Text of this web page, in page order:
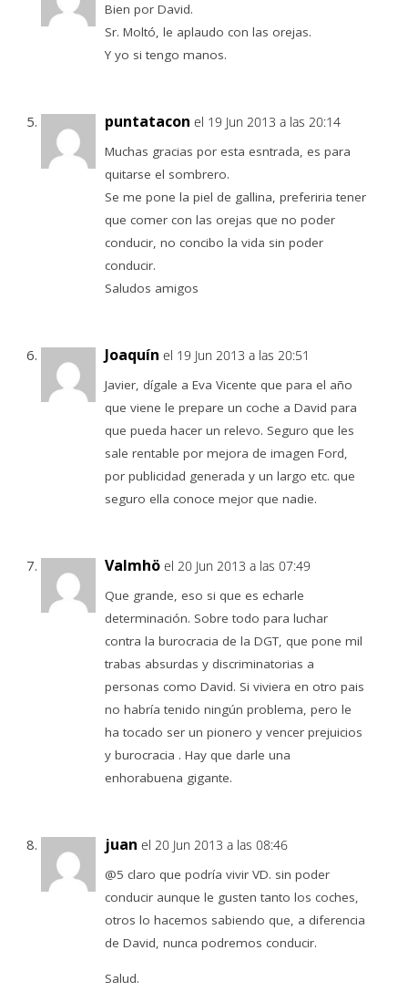
Bien por David.
Sr. Moltó, le aplaudo con las orejas.
Y yo si tengo manos.
puntatacon el 19 Jun 2013 a las 20:14
Muchas gracias por esta esntrada, es para
quitarse el sombrero.
Se me pone la piel de gallina, preferiria tener
que comer con las orejas que no poder
conducir, no concibo la vida sin poder
conducir.
Saludos amigos
Joaquín el 19 Jun 2013 a las 20:51
Javier, dígale a Eva Vicente que para el año
que viene le prepare un coche a David para
que pueda hacer un relevo. Seguro que les
sale rentable por mejora de imagen Ford,
por publicidad generada y un largo etc. que
seguro ella conoce mejor que nadie.
Valmhö el 20 Jun 2013 a las 07:49
Que grande, eso si que es echarle
determinación. Sobre todo para luchar
contra la burocracia de la DGT, que pone mil
trabas absurdas y discriminatorias a
personas como David. Si viviera en otro pais
no habría tenido ningún problema, pero le
ha tocado ser un pionero y vencer prejuicios
y burocracia . Hay que darle una
enhorabuena gigante.
juan el 20 Jun 2013 a las 08:46
@5 claro que podría vivir VD. sin poder
conducir aunque le gusten tanto los coches,
otros lo hacemos sabiendo que, a diferencia
de David, nunca podremos conducir.
Salud.